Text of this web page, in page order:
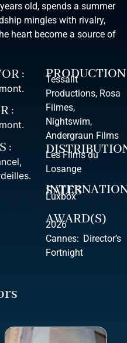
old, spends a summer
mingles with rivalry,
heart become a source of
:
.
:
.
:
,
.
PRODUCTION
Tessalit
Productions, Rosa
Filmes,
Nightswim,
Andergraun Films
Les Films du
Losange
INTERNATIONAL SALES
Luxbox
AWARD(S)
2026
Cannes: Director’s
Fortnight